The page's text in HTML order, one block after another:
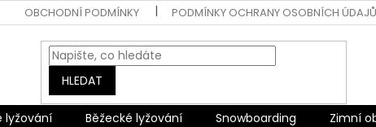
OBCHODNÍ PODMÍNKY PODMÍNKY OCHRANY OSOBNÍCH ÚDAJŮ
HLEDAT
lyžování Běžecké lyžování Snowboarding Zimní